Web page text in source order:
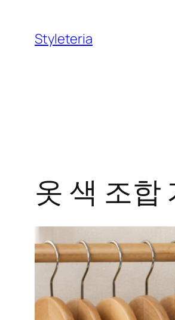
Styleteria
옷 색 조합